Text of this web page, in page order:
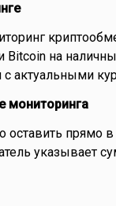
Bitcoin на
актуальными
мониторинга
прямо
указывает